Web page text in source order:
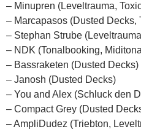
– Minupren (Leveltrauma,
– Marcapasos (Dusted Decks,
– Stephan Strube
– NDK (Tonalbooking,
– Bassraketen (Dusted Decks)
– Janosh (Dusted Decks)
– You and Alex (Schluck den
– Compact Grey (Dusted
– AmpliDudez (Triebton,